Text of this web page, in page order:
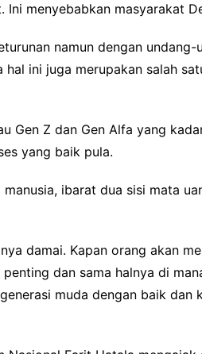
menyebabkan masyarakat
namun dengan
ini juga merupakan salah
Gen Z dan Gen Alfa yang
yang baik pula.
ibarat dua sisi mata
damai. Kapan orang akan
dan sama halnya di
muda dengan baik